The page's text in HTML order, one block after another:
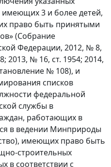
имеющих 3 и более детей,
право быть принятыми
(Собрание
Федерации, 2012, № 8,
2013, № 16, ст. 1954; 2014,
№ 108), и
списков
федеральной
службы в
работающих в
в ведении Минприроды
имеющих право быть
строительных
в соответствии с